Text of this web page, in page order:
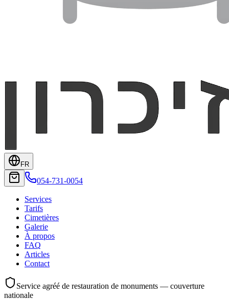
FR
054-731-0054
Services
Tarifs
Cimetières
Galerie
À propos
FAQ
Articles
Contact
Service agréé de restauration de monuments — couverture
nationale